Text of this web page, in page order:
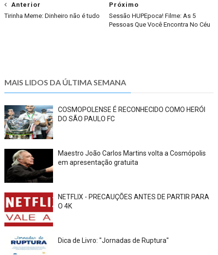
Próximo
Sessão HUPEpoca! Filme: As 5
Pessoas Que Você Encontra No Céu
Anterior
Tirinha Meme: Dinheiro não é tudo
MAIS LIDOS DA ÚLTIMA SEMANA
COSMOPOLENSE É RECONHECIDO COMO HERÓI
DO SÃO PAULO FC
Maestro João Carlos Martins volta a Cosmópolis
em apresentação gratuita
NETFLIX - PRECAUÇÕES ANTES DE PARTIR PARA
O 4K
Dica de Livro: "Jornadas de Ruptura"